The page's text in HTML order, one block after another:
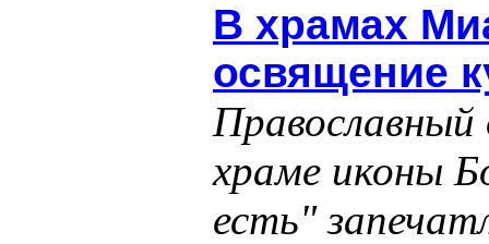
В храмах
освящение
Православный
храме иконы
есть"